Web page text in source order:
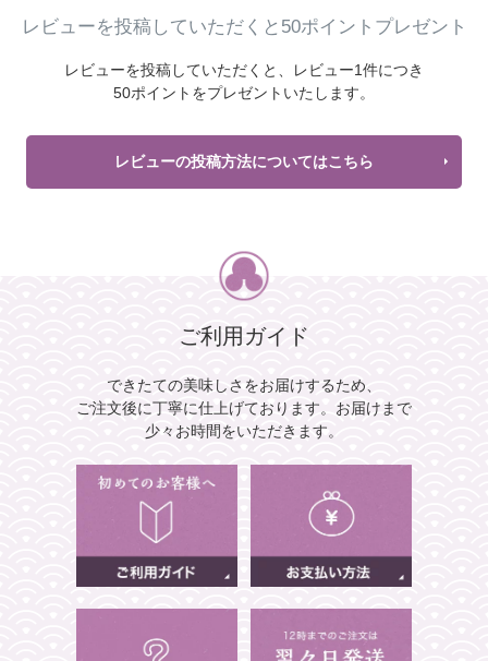
レビューを投稿していただくと50ポイントプレゼント
レビューを投稿していただくと、
レビュー1件につき
50ポイントをプレゼントいたします。
レビューの投稿方法についてはこちら
ご利用ガイド
できたての美味しさをお届けするため、
ご注文後に丁寧に仕上げております。 お届けまで
少々お時間をいただきます。